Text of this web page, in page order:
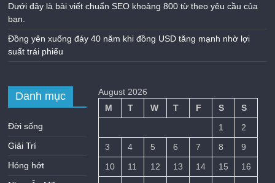
Dưới đây là bài viết chuẩn SEO khoảng 800 từ theo yêu cầu của
bạn.
Đồng yên xuống đáy 40 năm khi đồng USD tăng mạnh nhờ lợi
suất trái phiếu
Danh mục
Đời sống
Giải Trí
Hóng hớt
August 2026
M
T W T F S
S
1
2
3
4 5 6 7 8
9
10
11 12 13 14 15
16